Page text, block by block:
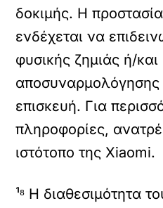
δοκιμής. Η
ενδέχεται να
φυσικής ζημιάς ή/και
αποσυναρμολόγησης
επισκευή. Για
πληροφορίες,
ιστότοπο της Xiaomi.
¹⁸ Η διαθεσιμότητα